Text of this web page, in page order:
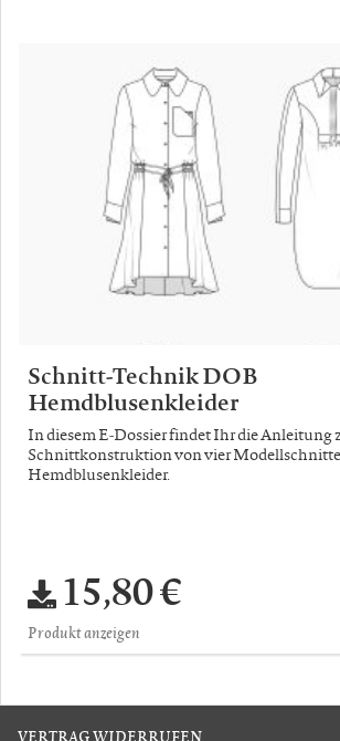
Schnitt-Technik DOB
Hemdblusenkleider
In diesem E-Dossier findet Ihr die Anleitung
Schnittkonstruktion von vier
Hemdblusenkleider.
15,80 €
Produkt anzeigen
VERTRAG WIDERRUFEN